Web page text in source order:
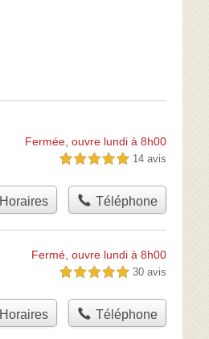
Fermée, ouvre lundi à 8h00
5,0 étoiles sur 5 14 avis
Horaires Téléphone
Fermé, ouvre lundi à 8h00
5,0 étoiles sur 5 30 avis
Horaires Téléphone